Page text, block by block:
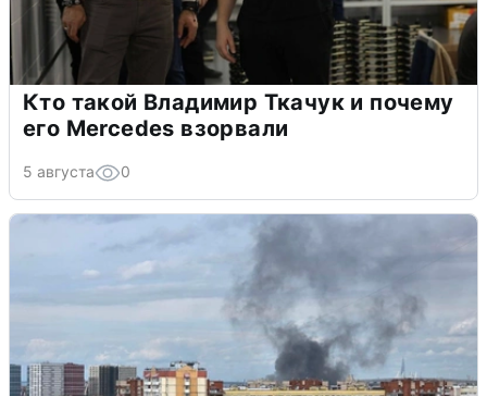
Кто такой Владимир Ткачук и почему
его Mercedes взорвали
5 августа 0